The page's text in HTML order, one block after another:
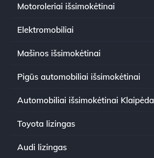
Motoroleriai išsimokėtinai
Elektromobiliai
Mašinos išsimokėtinai
Pigūs automobiliai išsimokėtinai
Automobiliai išsimokėtinai Klaipėda
Toyota lizingas
Audi lizingas